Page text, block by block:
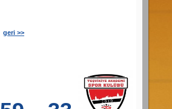
geri >>